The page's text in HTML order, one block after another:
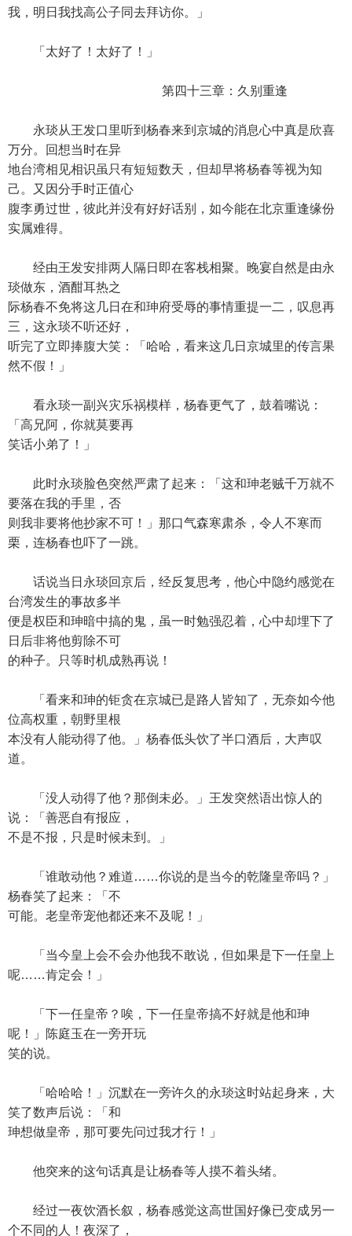
我，明日我找高公子同去拜访你。」
「太好了！太好了！」
第四十三章：久别重逢
永琰从王发口里听到杨春来到京城的消息心中真是欣喜
万分。回想当时在异
地台湾相见相识虽只有短短数天，但却早将杨春等视为知
己。又因分手时正值心
腹李勇过世，彼此并没有好好话别，如今能在北京重逢缘份
实属难得。
经由王发安排两人隔日即在客栈相聚。晚宴自然是由永
琰做东，酒酣耳热之
际杨春不免将这几日在和珅府受辱的事情重提一二，叹息再
三，这永琰不听还好，
听完了立即捧腹大笑：「哈哈，看来这几日京城里的传言果
然不假！」
看永琰一副兴灾乐祸模样，杨春更气了，鼓着嘴说：
「高兄阿，你就莫要再
笑话小弟了！」
此时永琰脸色突然严肃了起来：「这和珅老贼千万就不
要落在我的手里，否
则我非要将他抄家不可！」那口气森寒肃杀，令人不寒而
栗，连杨春也吓了一跳。
话说当日永琰回京后，经反复思考，他心中隐约感觉在
台湾发生的事故多半
便是权臣和珅暗中搞的鬼，虽一时勉强忍着，心中却埋下了
日后非将他剪除不可
的种子。只等时机成熟再说！
「看来和珅的钜贪在京城已是路人皆知了，无奈如今他
位高权重，朝野里根
本没有人能动得了他。」杨春低头饮了半口酒后，大声叹
道。
「没人动得了他？那倒未必。」王发突然语出惊人的
说：「善恶自有报应，
不是不报，只是时候未到。」
「谁敢动他？难道……你说的是当今的乾隆皇帝吗？」
杨春笑了起来：「不
可能。老皇帝宠他都还来不及呢！」
「当今皇上会不会办他我不敢说，但如果是下一任皇上
呢……肯定会！」
「下一任皇帝？唉，下一任皇帝搞不好就是他和珅
呢！」陈庭玉在一旁开玩
笑的说。
「哈哈哈！」沉默在一旁许久的永琰这时站起身来，大
笑了数声后说：「和
珅想做皇帝，那可要先问过我才行！」
他突来的这句话真是让杨春等人摸不着头绪。
经过一夜饮酒长叙，杨春感觉这高世国好像已变成另一
个不同的人！夜深了，